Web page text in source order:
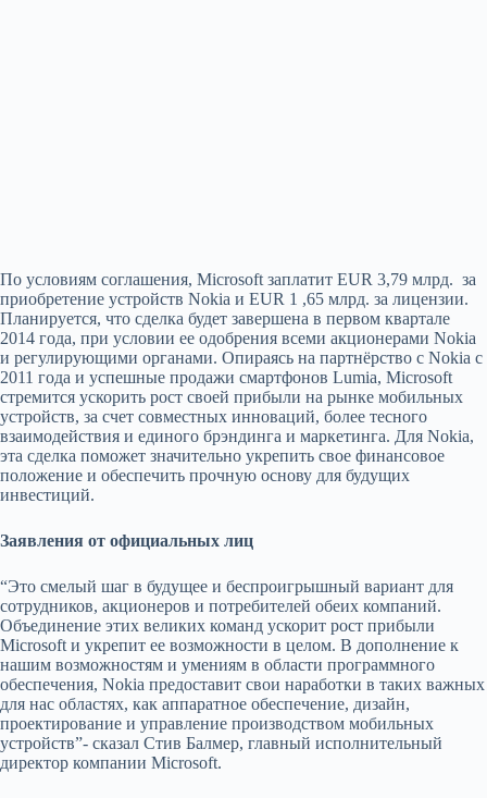
По условиям соглашения, Microsoft заплатит EUR 3,79 млрд. за
приобретение устройств Nokia и EUR 1 ,65 млрд. за лицензии.
Планируется, что сделка будет завершена в первом квартале
2014 года, при условии ее одобрения всеми акционерами Nokia
и регулирующими органами. Опираясь на партнёрство с Nokia c
2011 года и успешные продажи смартфонов Lumia, Microsoft
стремится ускорить рост своей прибыли на рынке мобильных
устройств, за счет совместных инноваций, более тесного
взаимодействия и единого брэндинга и маркетинга. Для Nokia,
эта сделка поможет значительно укрепить свое финансовое
положение и обеспечить прочную основу для будущих
инвестиций.
Заявления от официальных лиц
“Это смелый шаг в будущее и беспроигрышный вариант для
сотрудников, акционеров и потребителей обеих компаний.
Объединение этих великих команд ускорит рост прибыли
Microsoft и укрепит ее возможности в целом. В дополнение к
нашим возможностям и умениям в области программного
обеспечения, Nokia предоставит свои наработки в таких важных
для нас областях, как аппаратное обеспечение, дизайн,
проектирование и управление производством мобильных
устройств”- сказал Стив Балмер, главный исполнительный
директор компании Microsoft.